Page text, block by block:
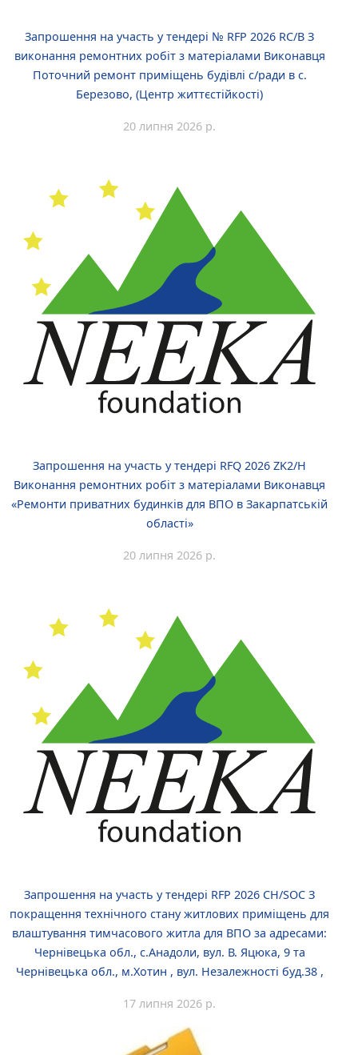
Запрошення на участь у тендері № RFP 2026 RC/B З
виконання ремонтних робіт з матеріалами Виконавця
Поточний ремонт приміщень будівлі с/ради в с.
Березово, (Центр життєстійкості)
20 липня 2026 р.
Запрошення на участь у тендері RFQ 2026 ZK2/H
Виконання ремонтних робіт з матеріалами Виконавця
«Ремонти приватних будинків для ВПО в Закарпатській
області»
20 липня 2026 р.
Запрошення на участь у тендері RFP 2026 CH/SOC З
покращення технічного стану житлових приміщень для
влаштування тимчасового житла для ВПО за адресами:
Чернівецька обл., с.Анадоли, вул. В. Яцюка, 9 та
Чернівецька обл., м.Хотин , вул. Незалежності буд.38 ,
17 липня 2026 р.